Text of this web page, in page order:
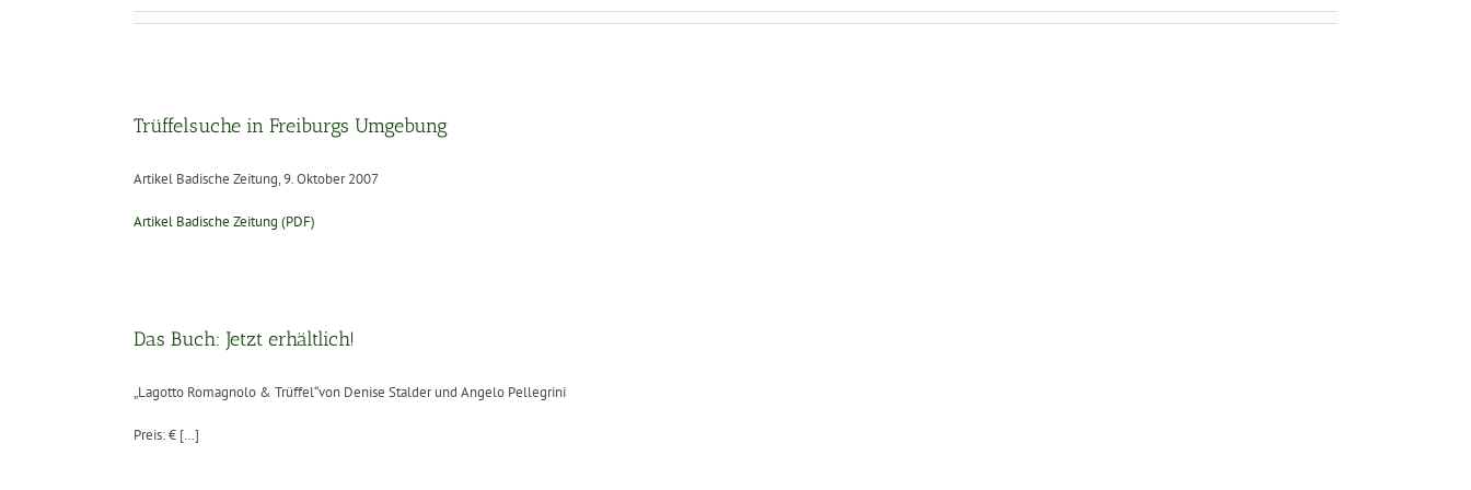
Trüffelsuche in Freiburgs Umgebung
Artikel Badische Zeitung, 9. Oktober 2007
Artikel Badische Zeitung (PDF)
Das Buch: Jetzt erhältlich!
„Lagotto Romagnolo & Trüffel“von Denise Stalder und Angelo Pellegrini
Preis: € […]